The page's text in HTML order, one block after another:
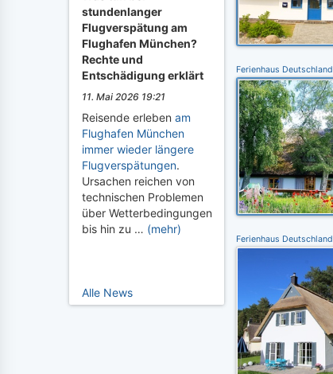
stundenlanger
Flugverspätung am
Flughafen München?
Rechte und
Entschädigung erklärt
11. Mai 2026 19:21
Reisende erleben am
Flughafen München
immer wieder längere
Flugverspätungen.
Ursachen reichen von
technischen Problemen
über Wetterbedingungen
bis hin zu … (mehr)
Alle News
Ferienhaus Deutschland
Ferienhaus Deutschland